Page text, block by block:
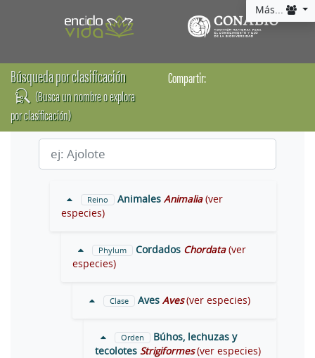
Más...
Búsqueda por clasificación
(Busca un nombre o explora
por clasificación)
Compartir:
Reino Animales Animalia (ver
especies)
Phylum Cordados Chordata (ver
especies)
Clase Aves Aves (ver especies)
Orden
Búhos, lechuzas y
tecolotes Strigiformes (ver especies)